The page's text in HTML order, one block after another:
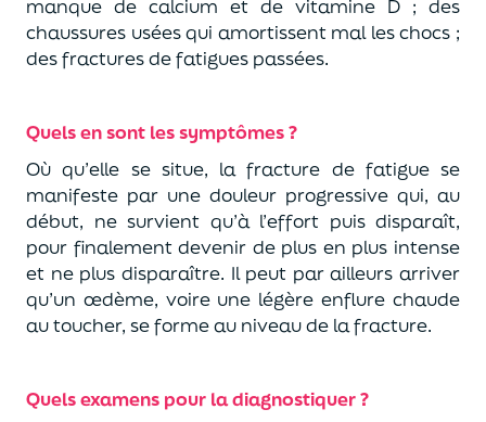
manque de calcium et de vitamine D ; des
chaussures usées qui amortissent mal les chocs ;
des fractures de fatigues passées.
Quels en sont les symptômes ?
Où qu’elle se situe, la fracture de fatigue se
manifeste par une douleur progressive qui, au
début, ne survient qu’à l’effort puis disparaît,
pour finalement devenir de plus en plus intense
et ne plus disparaître. Il peut par ailleurs arriver
qu’un œdème, voire une légère enflure chaude
au toucher, se forme au niveau de la fracture.
Quels examens pour la diagnostiquer ?